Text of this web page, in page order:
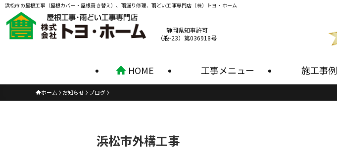
浜松市の屋根工事（屋根カバー・屋根葺き替え）、雨漏り修理、雨どい工事専門店（株）トヨ・ホーム
HOME 工事メニュー 施工事例
静岡県知事許可
（般-23）第036918号
ホーム お知らせ ブログ
浜松市外構工事